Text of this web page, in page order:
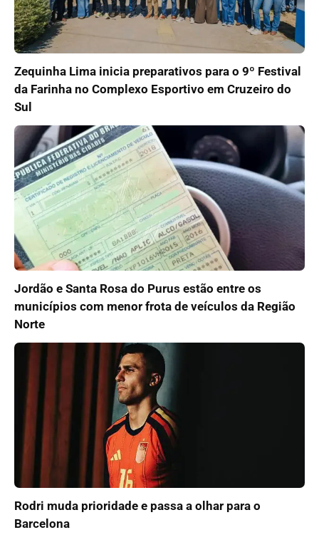
Zequinha Lima inicia preparativos para o 9º Festival
da Farinha no Complexo Esportivo em Cruzeiro do
Sul
Jordão e Santa Rosa do Purus estão entre os
municípios com menor frota de veículos da Região
Norte
Rodri muda prioridade e passa a olhar para o
Barcelona